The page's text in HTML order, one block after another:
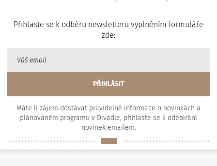
Přihlaste se k odběru newsletteru vyplněním formuláře
zde:
Máte li zájem dostávat pravidelné informace o novinkách a
plánovaném programu v Divadle, přihlaste se k odebírání
novinek emailem.